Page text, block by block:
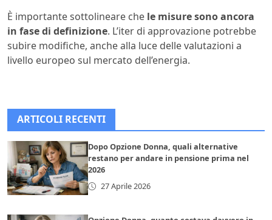
È importante sottolineare che le misure sono ancora
in fase di definizione. L’iter di approvazione potrebbe
subire modifiche, anche alla luce delle valutazioni a
livello europeo sul mercato dell’energia.
ARTICOLI RECENTI
Dopo Opzione Donna, quali alternative
restano per andare in pensione prima nel
2026
27 Aprile 2026